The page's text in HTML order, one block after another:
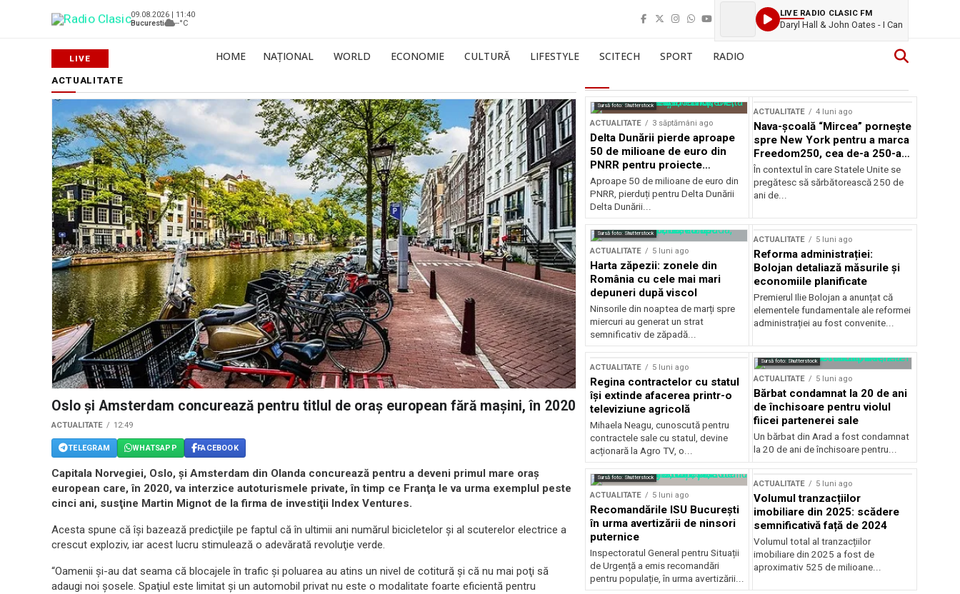
09.08.2026 | 11:40
Bucuresti
--°C
LIVE RADIO CLASIC FM
Daryl Hall & John Oates - I Can
HOME NAȚIONAL WORLD ECONOMIE CULTURĂ LIFESTYLE SCITECH SPORT RADIO
ACTUALITATE
Oslo şi Amsterdam concurează pentru titlul de oraş european fără maşini, în 2020
ACTUALITATE 12:49
TELEGRAM WHATSAPP FACEBOOK
Capitala Norvegiei, Oslo, şi Amsterdam din Olanda concurează pentru a deveni primul mare oraş
european care, în 2020, va interzice autoturismele private, în timp ce Franţa le va urma exemplul peste
cinci ani, susţine Martin Mignot de la firma de investiţii Index Ventures.
Acesta spune că îşi bazează predicţiile pe faptul că în ultimii ani numărul bicicletelor şi al scuterelor electrice a
crescut exploziv, iar acest lucru stimulează o adevărată revoluţie verde.
“Oamenii şi-au dat seama că blocajele în trafic şi poluarea au atins un nivel de cotitură şi că nu mai poţi să
adaugi noi şosele. Spaţiul este limitat şi un automobil privat nu este o modalitate foarte eficientă pentru
Sursă foto: Shutterstock
ACTUALITATE 3 săptămâni ago
Delta Dunării pierde aproape
50 de milioane de euro din
PNRR pentru proiecte
esențiale
Aproape 50 de milioane de euro din
PNRR, pierduți pentru Delta Dunării
Delta Dunării...
ACTUALITATE 4 luni ago
Nava-școală “Mircea” pornește
spre New York pentru a marca
Freedom250, cea de-a 250-a
aniversare a Statelor Unite
În contextul în care Statele Unite se
pregătesc să sărbătorească 250 de
ani de...
Sursă foto: Shutterstock
ACTUALITATE 5 luni ago
Harta zăpezii: zonele din
România cu cele mai mari
depuneri după viscol
Ninsorile din noaptea de marți spre
miercuri au generat un strat
semnificativ de zăpadă...
ACTUALITATE 5 luni ago
Reforma administrației:
Bolojan detaliază măsurile și
economiile planificate
Premierul Ilie Bolojan a anunțat că
elementele fundamentale ale reformei
administrației au fost convenite...
ACTUALITATE 5 luni ago
Regina contractelor cu statul
își extinde afacerea printr-o
televiziune agricolă
Mihaela Neagu, cunoscută pentru
contractele sale cu statul, devine
acționară la Agro TV, o...
Sursă foto: Shutterstock
ACTUALITATE 5 luni ago
Bărbat condamnat la 20 de ani
de închisoare pentru violul
fiicei partenerei sale
Un bărbat din Arad a fost condamnat
la 20 de ani de închisoare pentru...
Sursă foto: Shutterstock
ACTUALITATE 5 luni ago
Recomandările ISU București
în urma avertizării de ninsori
puternice
Inspectoratul General pentru Situații
de Urgență a emis recomandări
pentru populație, în urma avertizării...
ACTUALITATE 5 luni ago
Volumul tranzacțiilor
imobiliare din 2025: scădere
semnificativă față de 2024
Volumul total al tranzacțiilor
imobiliare din 2025 a fost de
aproximativ 525 de milioane...